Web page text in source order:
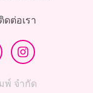
ดต่อเรา
พ์ จำกัด